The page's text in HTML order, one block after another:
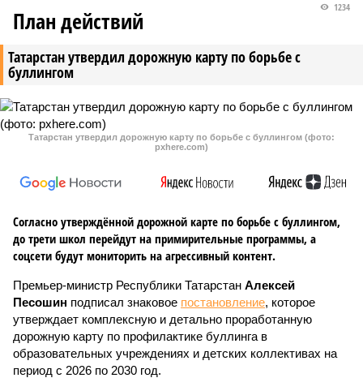
Татарстан утвердил дорожную карту по борьбе с
буллингом
1234
План действий
Татарстан утвердил дорожную карту по борьбе с буллингом (фото:
pxhere.com)
Согласно утверждённой дорожной карте по борьбе с буллингом,
до трети школ перейдут на примирительные программы, а
соцсети будут мониторить на агрессивный контент.
Премьер-министр Республики Татарстан Алексей
Песошин подписал знаковое постановление, которое
утверждает комплексную и детально проработанную
дорожную карту по профилактике буллинга в
образовательных учреждениях и детских коллективах на
период с 2026 по 2030 год.